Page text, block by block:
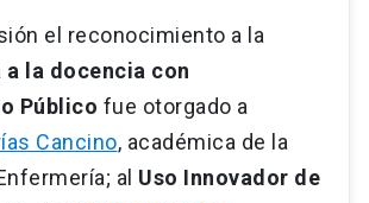
el reconocimiento a la
la docencia con
Público fue otorgado a
Cancino, académica de la
al Uso Innovador de